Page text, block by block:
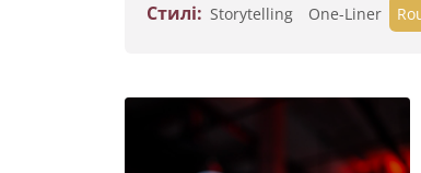
Стилі: Storytelling One-Liner